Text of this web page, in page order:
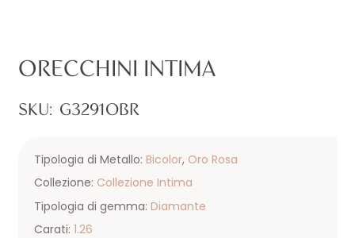
ORECCHINI INTIMA
SKU: G3291OBR
Tipologia di Metallo: Bicolor, Oro Rosa
Collezione: Collezione Intima
Tipologia di gemma: Diamante
Carati: 1.26